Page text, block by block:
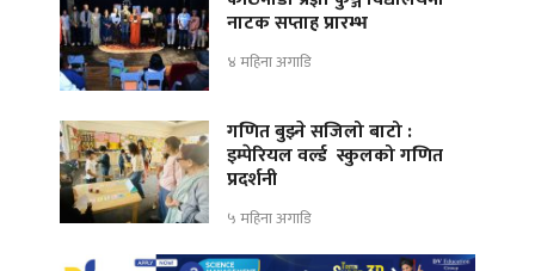
नाटक सप्ताह प्रारम्भ
४ महिना अगाडि
गणित बुझ्ने सजिलो बाटो :
इम्पेरियल वर्ल्ड स्कुलको गणित
प्रदर्शनी
५ महिना अगाडि